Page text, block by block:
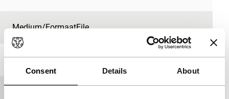
Consent Details About
Medium/FormaatFile
Taal Engels